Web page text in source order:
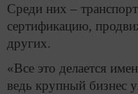
Среди них –
сертификацию,
других.
«Все это делается
ведь крупный бизнес